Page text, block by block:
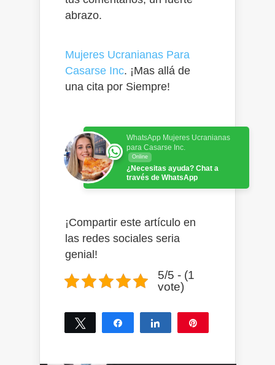
abrazo.
Mujeres Ucranianas Para
Casarse Inc. ¡Mas allá de
una cita por Siempre!
WhatsApp Mujeres Ucranianas
para Casarse Inc.
Online
¿Necesitas ayuda? Chat a
través de WhatsApp
¡Compartir este artículo en
las redes sociales seria
genial!
5/5 - (1
vote)
Tweet Share Share